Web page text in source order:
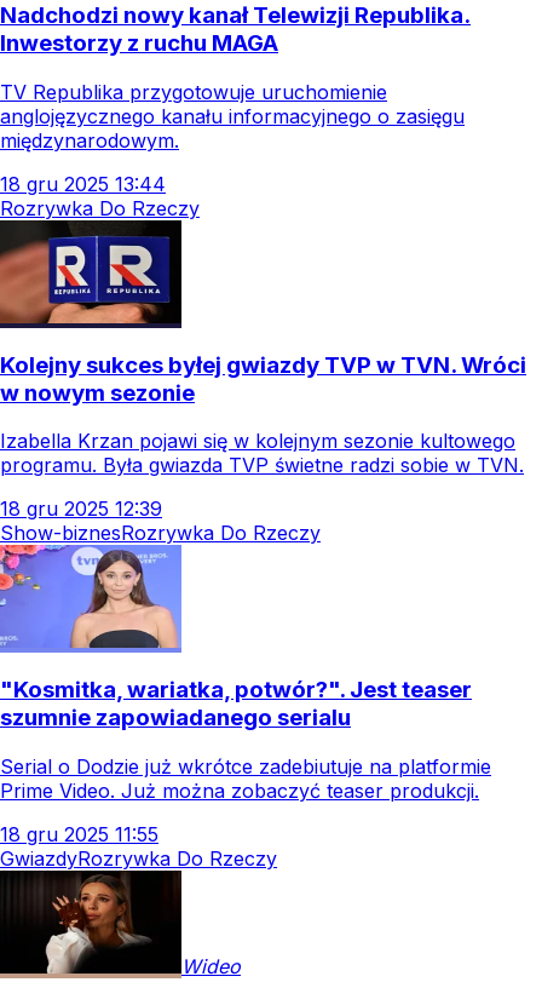
Nadchodzi nowy kanał Telewizji Republika.
Inwestorzy z ruchu MAGA
TV Republika przygotowuje uruchomienie
anglojęzycznego kanału informacyjnego o zasięgu
międzynarodowym.
18 gru 2025 13:44
Rozrywka Do Rzeczy
Kolejny sukces byłej gwiazdy TVP w TVN. Wróci
w nowym sezonie
Izabella Krzan pojawi się w kolejnym sezonie kultowego
programu. Była gwiazda TVP świetne radzi sobie w TVN.
18 gru 2025 12:39
Show-biznesRozrywka Do Rzeczy
"Kosmitka, wariatka, potwór?". Jest teaser
szumnie zapowiadanego serialu
Serial o Dodzie już wkrótce zadebiutuje na platformie
Prime Video. Już można zobaczyć teaser produkcji.
18 gru 2025 11:55
GwiazdyRozrywka Do Rzeczy
Wideo